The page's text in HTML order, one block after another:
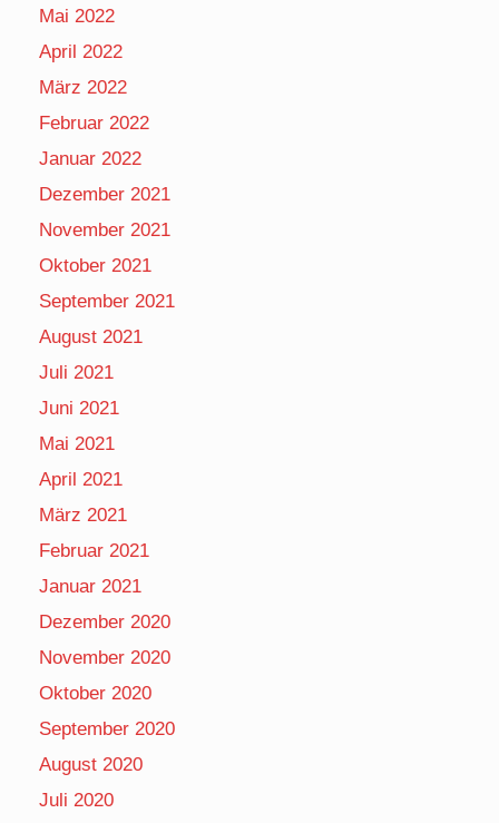
Mai 2022
April 2022
März 2022
Februar 2022
Januar 2022
Dezember 2021
November 2021
Oktober 2021
September 2021
August 2021
Juli 2021
Juni 2021
Mai 2021
April 2021
März 2021
Februar 2021
Januar 2021
Dezember 2020
November 2020
Oktober 2020
September 2020
August 2020
Juli 2020